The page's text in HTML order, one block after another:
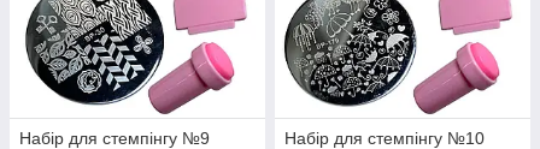
Набір для стемпінгу №9
Набір для стемпінгу №10